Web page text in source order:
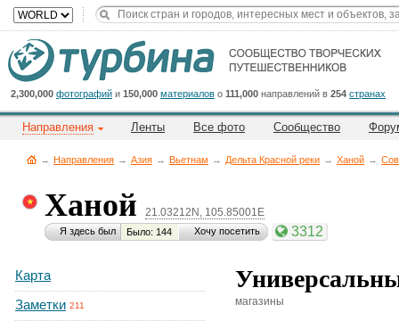
2,300,000 фотографий и 150,000 материалов о 111,000 направлений в 254 странах
Направления Ленты Все фото Сообщество
→ Направления → Азия → Вьетнам → Дельта Красной реки → Ханой →
Ханой 21.03212N, 105.85001E
Я здесь был Было: 144 Хочу посетить 3312
Карта
Заметки 211 магазины
Cейчас
на
сайте:
Title
Button